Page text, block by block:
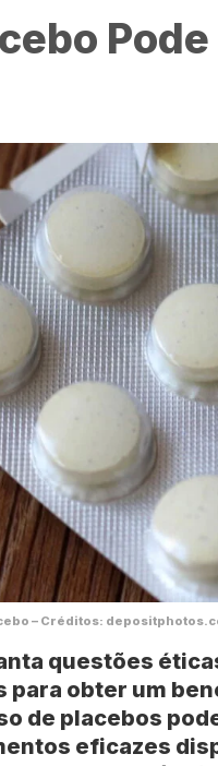
– Créditos:
questões
para obter um
de placebos
eficazes